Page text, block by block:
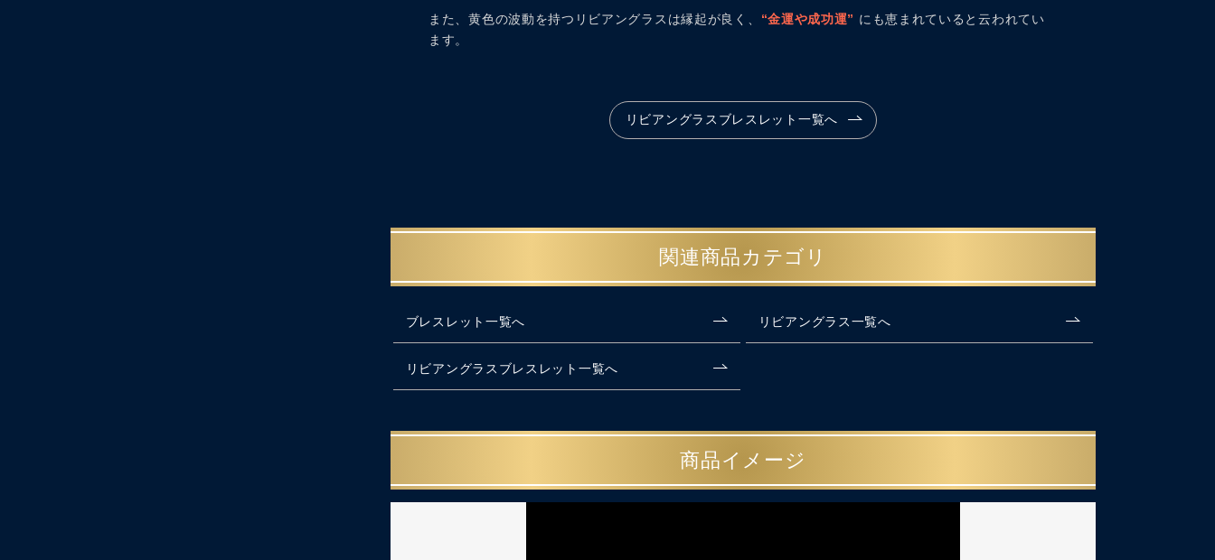
また、黄色の波動を持つリビアングラスは縁起が良く、 “金運や成功運” にも恵まれていると云われてい
ます。
リビアングラスブレスレット一覧へ
関連商品カテゴリ
ブレスレット一覧へ リビアングラス一覧へ
リビアングラスブレスレット一覧へ
商品イメージ